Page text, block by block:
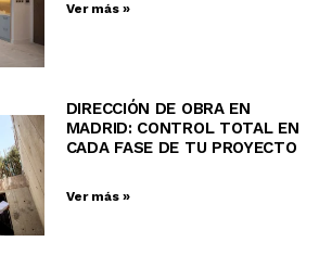
Ver más »
DIRECCIÓN DE OBRA EN
MADRID: CONTROL TOTAL EN
CADA FASE DE TU PROYECTO
Ver más »